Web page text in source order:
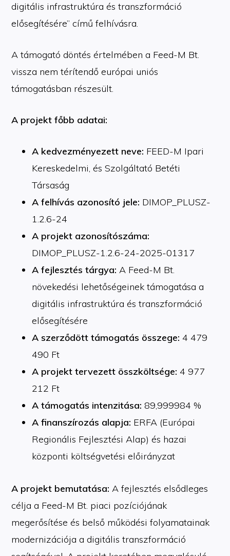
digitális infrastruktúra és transzformáció
elősegítésére” című felhívásra.
A támogató döntés értelmében a Feed-M Bt.
vissza nem térítendő európai uniós
támogatásban részesült.
A projekt főbb adatai:
A kedvezményezett neve: FEED-M Ipari
Kereskedelmi, és Szolgáltató Betéti
Társaság
A felhívás azonosító jele: DIMOP_PLUSZ-
1.2.6-24
A projekt azonosítószáma:
DIMOP_PLUSZ-1.2.6-24-2025-01317
A fejlesztés tárgya: A Feed-M Bt.
növekedési lehetőségeinek támogatása a
digitális infrastruktúra és transzformáció
elősegítésére
A szerződött támogatás összege: 4 479
490 Ft
A projekt tervezett összköltsége: 4 977
212 Ft
A támogatás intenzitása: 89,999984 %
A finanszírozás alapja: ERFA (Európai
Regionális Fejlesztési Alap) és hazai
központi költségvetési előirányzat
A projekt bemutatása: A fejlesztés elsődleges
célja a Feed-M Bt. piaci pozíciójának
megerősítése és belső működési folyamatainak
modernizációja a digitális transzformáció